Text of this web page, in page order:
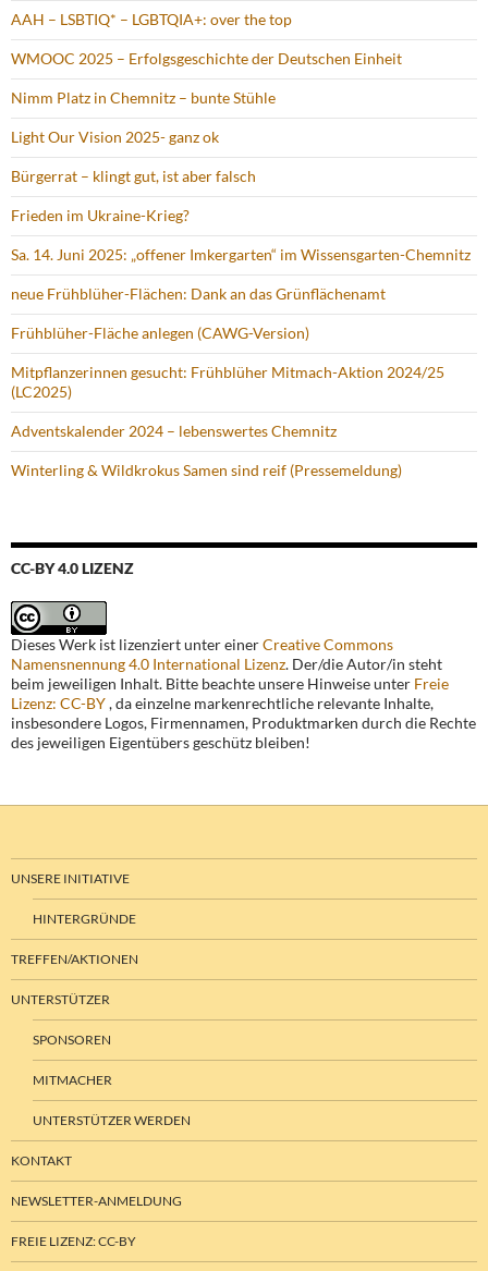
AAH – LSBTIQ* – LGBTQIA+: over the top
WMOOC 2025 – Erfolgsgeschichte der Deutschen Einheit
Nimm Platz in Chemnitz – bunte Stühle
Light Our Vision 2025- ganz ok
Bürgerrat – klingt gut, ist aber falsch
Frieden im Ukraine-Krieg?
Sa. 14. Juni 2025: „offener Imkergarten“ im Wissensgarten-Chemnitz
neue Frühblüher-Flächen: Dank an das Grünflächenamt
Frühblüher-Fläche anlegen (CAWG-Version)
Mitpflanzerinnen gesucht: Frühblüher Mitmach-Aktion 2024/25
(LC2025)
Adventskalender 2024 – lebenswertes Chemnitz
Winterling & Wildkrokus Samen sind reif (Pressemeldung)
CC-BY 4.0 LIZENZ
Dieses Werk ist lizenziert unter einerCreative Commons
Namensnennung 4.0 International Lizenz. Der/die Autor/in steht
beim jeweiligen Inhalt. Bitte beachte unsere Hinweise unter Freie
Lizenz: CC-BY, da einzelne markenrechtliche relevante Inhalte,
insbesondere Logos, Firmennamen, Produktmarken durch die Rechte
des jeweiligen Eigentübers geschütz bleiben!
UNSERE INITIATIVE
HINTERGRÜNDE
TREFFEN/AKTIONEN
UNTERSTÜTZER
SPONSOREN
MITMACHER
UNTERSTÜTZER WERDEN
KONTAKT
NEWSLETTER-ANMELDUNG
FREIE LIZENZ: CC-BY